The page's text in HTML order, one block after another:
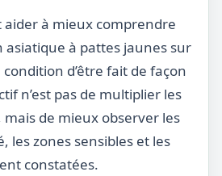
aider à mieux comprendre
asiatique à pattes jaunes sur
d’être fait de façon
n’est pas de multiplier les
mais de mieux observer les
les zones sensibles et les
constatées.